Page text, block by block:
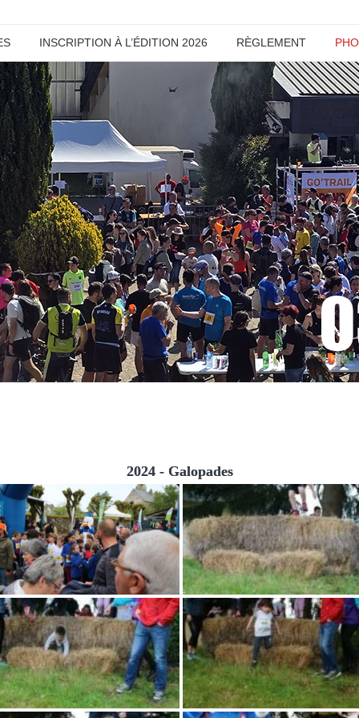
INSCRIPTION À L’ÉDITION 2026 RÈGLEMENT
2024 - Galopades